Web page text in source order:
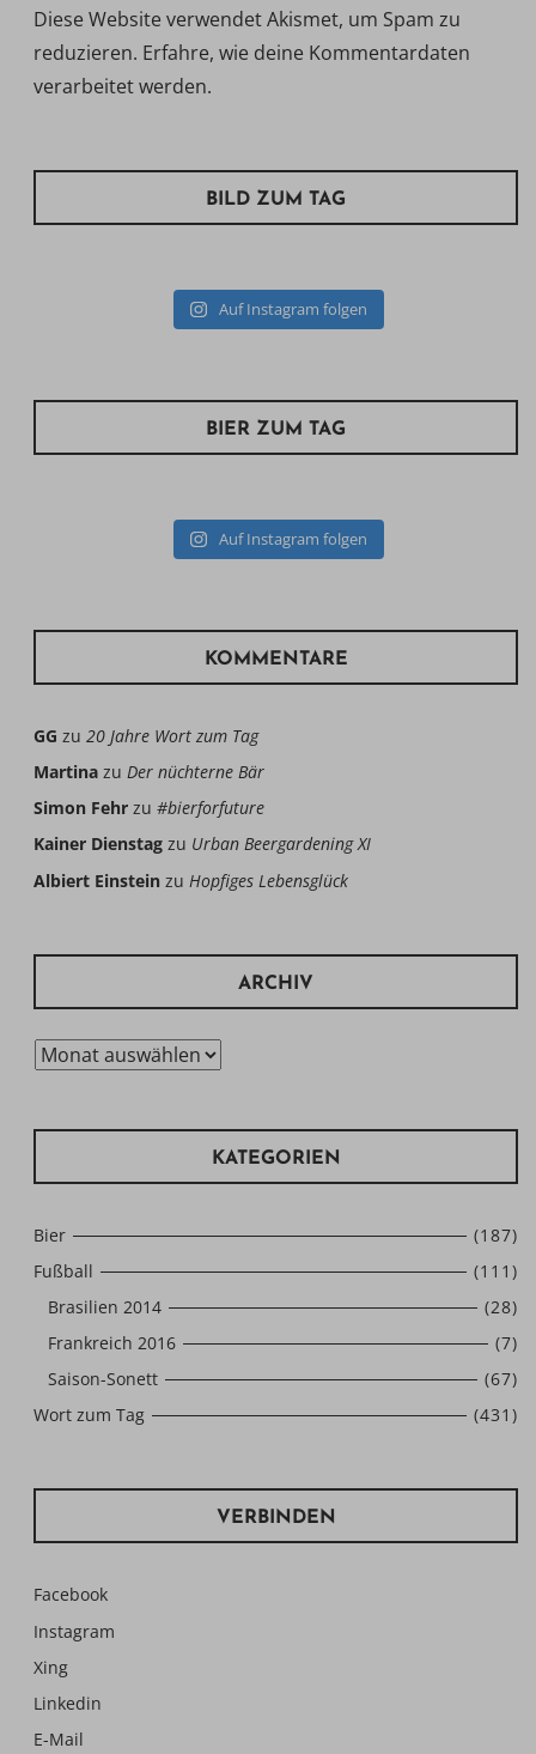
Diese Website verwendet Akismet, um Spam zu
reduzieren. Erfahre, wie deine Kommentardaten
verarbeitet werden.
BILD ZUM TAG
Auf Instagram folgen
BIER ZUM TAG
Auf Instagram folgen
KOMMENTARE
GG zu 20 Jahre Wort zum Tag
Martina zu Der nüchterne Bär
Simon Fehr zu #bierforfuture
Kainer Dienstag zu Urban Beergardening XI
Albiert Einstein zu Hopfiges Lebensglück
ARCHIV
Archiv
KATEGORIEN
Bier
(187)
Fußball
(111)
Brasilien 2014
(28)
Frankreich 2016
(7)
Saison-Sonett
(67)
Wort zum Tag
(431)
VERBINDEN
Facebook
Instagram
Xing
Linkedin
E-Mail